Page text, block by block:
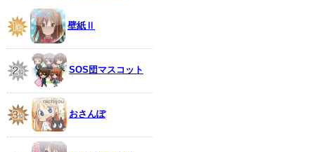
壁紙Ⅱ
SOS団マスコット
おさんぽ